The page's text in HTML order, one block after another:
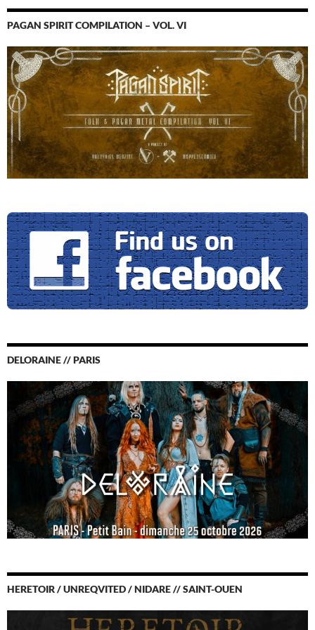
PAGAN SPIRIT COMPILATION – VOL. VI
DELORAINE // PARIS
HERETOIR / UNREQVITED / NIDARE // SAINT-OUEN